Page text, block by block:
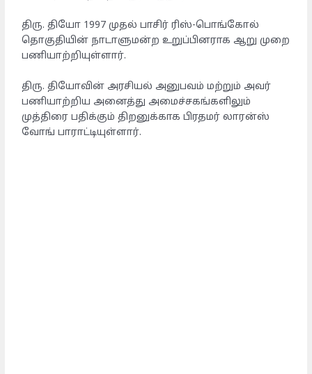
திரு. தியோ 1997 முதல் பாசிர் ரிஸ்-பொங்கோல்
தொகுதியின் நாடாளுமன்ற உறுப்பினராக ஆறு முறை
பணியாற்றியுள்ளார்.
திரு. தியோவின் அரசியல் அனுபவம் மற்றும் அவர்
பணியாற்றிய அனைத்து அமைச்சகங்களிலும்
முத்திரை பதிக்கும் திறனுக்காக பிரதமர் லாரன்ஸ்
வோங் பாராட்டியுள்ளார்.